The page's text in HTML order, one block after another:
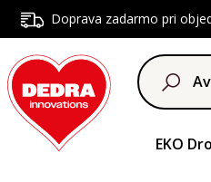
Doprava zadarmo pri
EKO